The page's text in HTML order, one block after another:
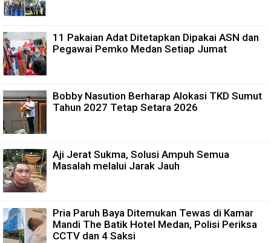
11 Pakaian Adat Ditetapkan Dipakai ASN dan
Pegawai Pemko Medan Setiap Jumat
Bobby Nasution Berharap Alokasi TKD Sumut
Tahun 2027 Tetap Setara 2026
Aji Jerat Sukma, Solusi Ampuh Semua
Masalah melalui Jarak Jauh
Pria Paruh Baya Ditemukan Tewas di Kamar
Mandi The Batik Hotel Medan, Polisi Periksa
CCTV dan 4 Saksi